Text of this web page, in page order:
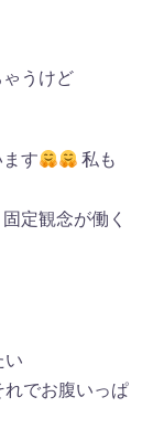
うけど
す
私も
定観念が働く
い
でお腹いっぱ